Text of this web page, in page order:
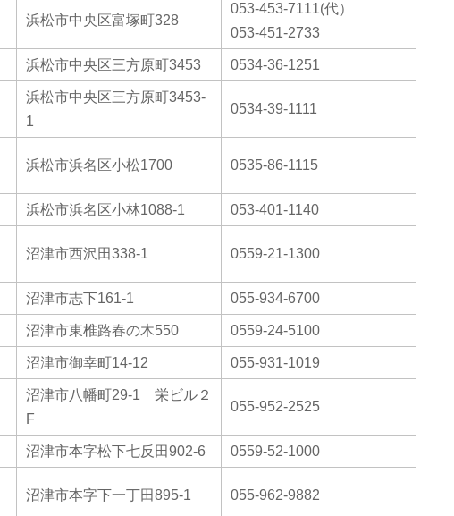
浜松市中央区富塚町328
053-453-7111(代）
053-451-2733
浜松市中央区三方原町3453 0534-36-1251
浜松市中央区三方原町3453-
1
0534-39-1111
浜松市浜名区小松1700 0535-86-1115
浜松市浜名区小林1088-1 053-401-1140
沼津市西沢田338-1 0559-21-1300
沼津市志下161-1 055-934-6700
沼津市東椎路春の木550 0559-24-5100
沼津市御幸町14-12 055-931-1019
沼津市八幡町29-1 栄ビル２
F
055-952-2525
沼津市本字松下七反田902-6 0559-52-1000
沼津市本字下一丁田895-1 055-962-9882